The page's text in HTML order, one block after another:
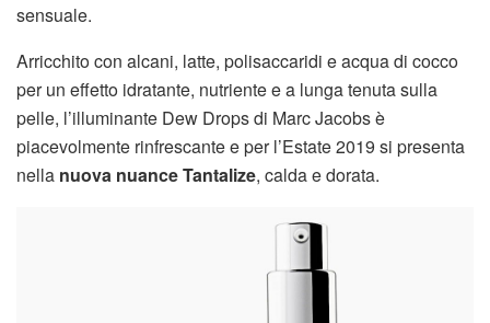
sensuale.
Arricchito con alcani, latte, polisaccaridi e acqua di cocco
per un effetto idratante, nutriente e a lunga tenuta sulla
pelle, l’illuminante Dew Drops di Marc Jacobs è
piacevolmente rinfrescante e per l’Estate 2019 si presenta
nella nuova nuanceTantalize, calda e dorata.